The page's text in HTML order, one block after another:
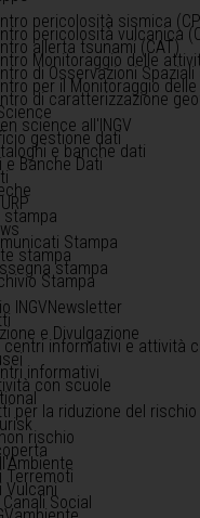
pericolosità sismica
pericolosità vulcanica
allerta tsunami (CAT)
Monitoraggio delle
di Osservazioni Spaziali
per il Monitoraggio delle
di caratterizzazione
science all'INGV
gestione dati
e banche dati
e Banche Dati
stampa
Stampa
stampa
stampa
Stampa
INGVNewsletter
e Divulgazione
centri informativi e attività
informativi
con scuole
per la riduzione del
rischio
Terremoti
Vulcani
Canali Social